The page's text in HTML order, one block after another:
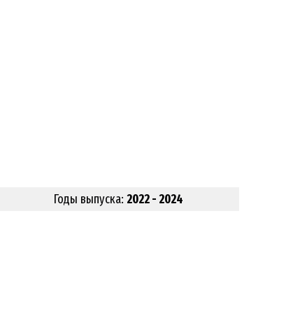
Годы выпуска: 2022 - 2024